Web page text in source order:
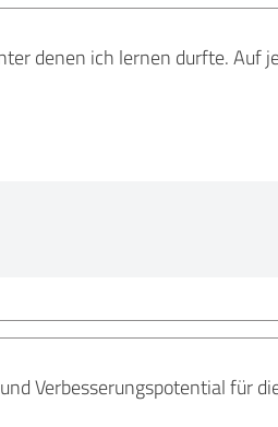
denen ich lernen durfte. Auf
Verbesserungspotential für